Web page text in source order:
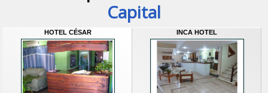
Capital
HOTEL CÉSAR INCA HOTEL